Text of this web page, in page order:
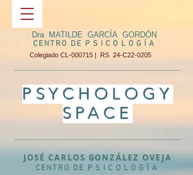
PSYCHOLOGY
SPACE
Dra MATILDE GARCÍA GORDÓN
CENTRO DE PSICOLOGÍA
JOSÉ CARLOS GONZÁLEZ OVEJA
CENTRO DE PSICOLOGÍA
Colegiado CL-000715 | RS 24-C22-0205